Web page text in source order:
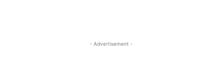
- Advertisement -